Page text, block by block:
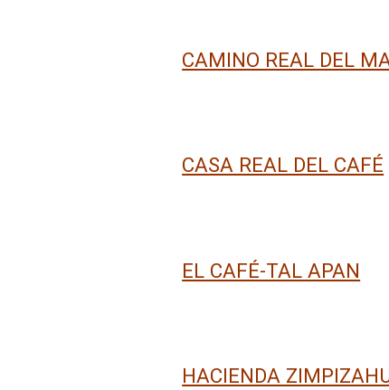
CAMINO REAL DEL
CASA REAL DEL CAFÉ
EL CAFÉ-TAL APAN
HACIENDA